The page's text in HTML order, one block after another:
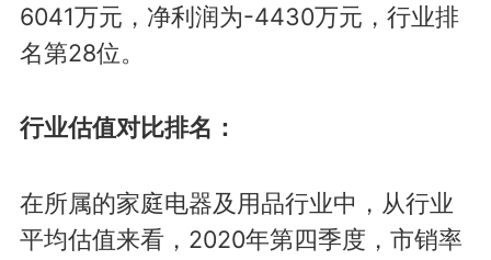
6041万元，净利润为-4430万元，行业排
名第28位。
行业估值对比排名：
在所属的家庭电器及用品行业中，从行业
平均估值来看，2020年第四季度，市销率